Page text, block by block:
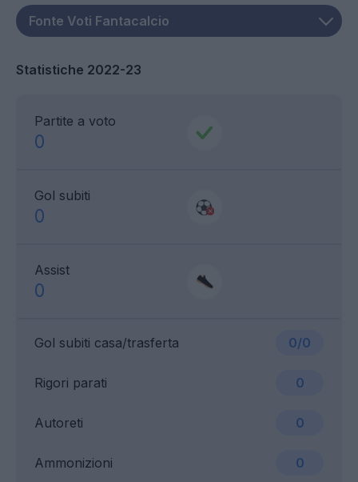
Statistiche 2022-23
Partite a voto
0
Gol subiti
0
Assist
0
Gol subiti casa/trasferta 0/0
Ammonizioni 0
Rigori parati 0
Autoreti 0